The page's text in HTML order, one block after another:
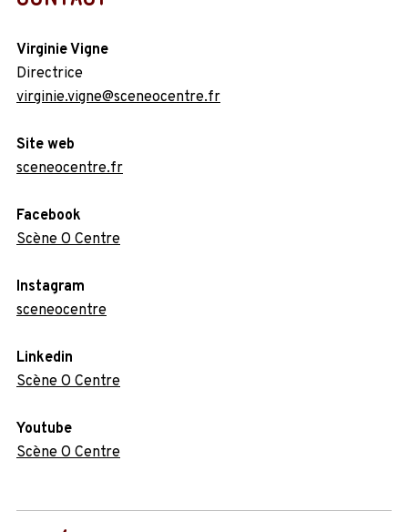
Virginie Vigne
Directrice
virginie.vigne@sceneocentre.fr
Site web
sceneocentre.fr
Facebook
Scène O Centre
Instagram
sceneocentre
Linkedin
Scène O Centre
Youtube
Scène O Centre